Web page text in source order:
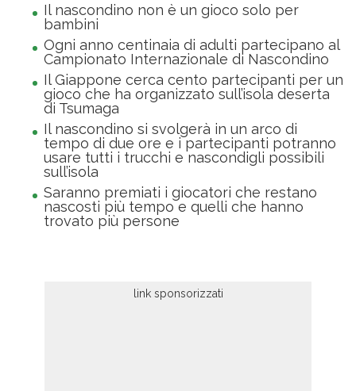
Il nascondino non è un gioco solo per
bambini
Ogni anno centinaia di adulti partecipano al
Campionato Internazionale di Nascondino
Il Giappone cerca cento partecipanti per un
gioco che ha organizzato sull’isola deserta
di Tsumaga
Il nascondino si svolgerà in un arco di
tempo di due ore e i partecipanti potranno
usare tutti i trucchi e nascondigli possibili
sull’isola
Saranno premiati i giocatori che restano
nascosti più tempo e quelli che hanno
trovato più persone